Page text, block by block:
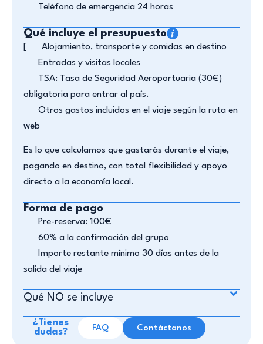
Teléfono de emergencia 24 horas
Qué incluye el presupuesto
[
Alojamiento, transporte y comidas en destino
Entradas y visitas locales
TSA: Tasa de Seguridad Aeroportuaria (30€)
obligatoria para entrar al país.
Otros gastos incluidos en el viaje según la ruta en
web
Es lo que calculamos que gastarás durante el viaje,
pagando en destino, con total flexibilidad y apoyo
directo a la economía local.
Forma de pago
Pre-reserva: 100€
60% a la confirmación del grupo
Importe restante mínimo 30 días antes de la
salida del viaje
Qué NO se incluye​
¿Tienes
dudas?
FAQ Contáctanos